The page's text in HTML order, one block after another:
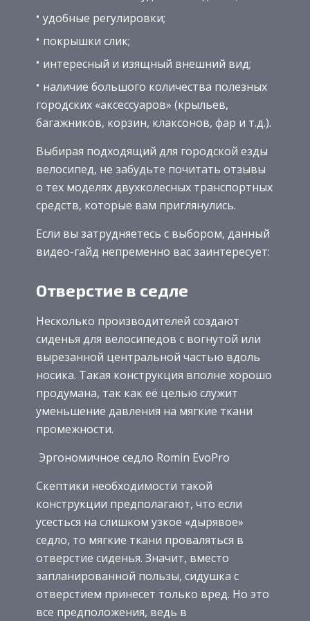
удобные регулировки;
покрышки слик;
интересный и изящный внешний вид;
наличие большого количества полезных
городских «аксессуаров» (крыльев,
багажников, корзин, клаксонов, фар и т.д.).
Выбирая подходящий для городской езды
велосипед, не забудьте почитать отзывы
о тех моделях двухколесных транспортных
средств, которые вам приглянулись.
Если вы затрудняетесь с выбором, данный
видео-гайд непременно вас заинтересует:
Отверстие в седле
Несколько производителей создают
сиденья для велосипедов с вогнутой или
вырезанной центральной частью вдоль
носика. Такая конструкция вполне хорошо
продумана, так как её целью служит
уменьшение давления на мягкие ткани
промежности.
Эргономичное седло Romin EvoPro
Скептики необходимости такой
конструкции предполагают, что если
усесться на слишком узкое «дырявое»
седло, то мягкие ткани проваляться в
отверстие сиденья. Значит, вместо
запланированной пользы, сидушка с
отверстием принесет только вред. Но это
все предположения, ведь в